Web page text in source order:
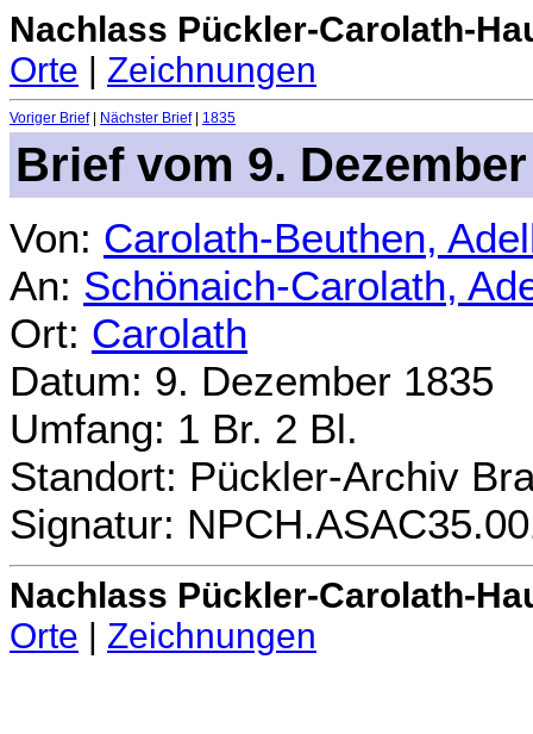
Nachlass Pückler-Carolath-
Orte | Zeichnungen
Voriger Brief| Nächster Brief| 1835
Brief vom 9.
Von: Carolath-Beuthen,
An: Schönaich-Carolath,
Ort: Carolath
Datum: 9. Dezember 1835
Umfang: 1 Br. 2 Bl.
Standort: Pückler-Archiv
Signatur:
Nachlass Pückler-Carolath-
Orte
Zeichnungen